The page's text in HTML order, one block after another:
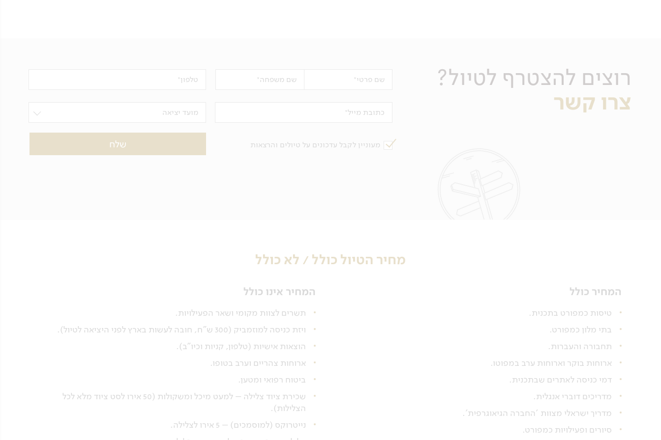
רוצים להצטרף לטיול?
צרו קשר
שם פרטי שם משפחה טלפון
כתובת מייל מועד יציאה
מעוניין לקבל עדכונים על טיולים והרצאות
מחיר הטיול כולל / לא כולל
המחיר כולל
טיסות כמפורט בתכנית.
בתי מלון כמפורט.
תחבורה והעברות.
ארוחות בוקר וארוחות ערב במפוטו.
דמי כניסה לאתרים שבתכנית.
מדריכים דוברי אנגלית.
מדריך ישראלי מצוות 'החברה הגיאוגרפית'.
סיורים ופעילויות כמפורט.
המחיר אינו כולל
תשרים לצוות מקומי ושאר הפעילויות.
ויזת כניסה למוזמביק (300 ש"ח, חובה לעשות בארץ לפני היציאה לטיול).
הוצאות אישיות (טלפון, קניות וכיו"ב).
ארוחות צהריים וערב בטופו.
ביטוח רפואי ומטען.
שכירת ציוד צלילה – למעט מיכל ומשקולות (50 אירו לסט ציוד מלא לכל
הצלילות).
נייטרוקס (למוסמכים) – 5 אירו לצלילה.